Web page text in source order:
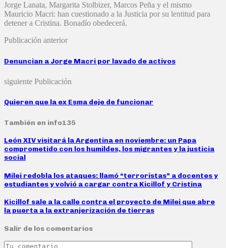
Jorge Lanata, Margarita Stolbizer, Marcos Peña y el mismo
Mauricio Macri: han cuestionado a la Justicia por su lentitud para
detener a Cristina. Bonadío obedecerá.
Publicación anterior
Denuncian a Jorge Macri por lavado de activos
siguiente Publicación
Quieren que la ex Esma deje de funcionar
También en info135
León XIV visitará la Argentina en noviembre: un Papa
comprometido con los humildes, los migrantes y la justicia
social
Milei redobla los ataques: llamó “terroristas” a docentes y
estudiantes y volvió a cargar contra Kicillof y Cristina
Kicillof sale a la calle contra el proyecto de Milei que abre
la puerta a la extranjerización de tierras
Salir de los comentarios